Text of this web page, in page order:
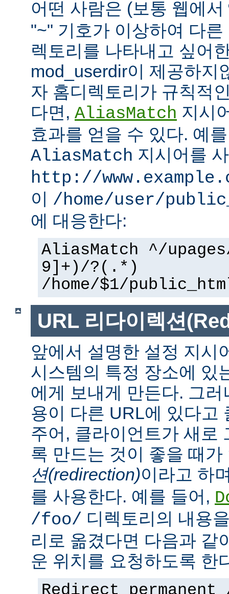
어떤 사람은 (보통 웹에서
"~" 기호가 이상하여 다
렉토리를 나타내고 싶어
mod_userdir이 제공하지
자 홈디렉토리가 규칙적
다면, AliasMatch 지시
효과를 얻을 수 있다. 예
AliasMatch 지시어를
http://
이 /home/user/
에 대응한다:
AliasMatch ^/
9]+)/?(.*)
/home/$1/
URL 리다이렉션
앞에서 설명한 설정 지시
시스템의 특정 장소에 있
에게 보내게 만든다. 그
용이 다른 URL에 있다고
주어, 클라이언트가 새로
록 만드는 것이 좋을 때
션(redirection)이라고 하
를 사용한다. 예를 들어,
/foo/ 디렉토리의 내용
리로 옮겼다면 다음과 같
운 위치를 요청하도록 한